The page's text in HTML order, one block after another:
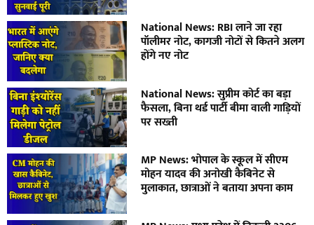
National News: RBI लाने जा रहा
पॉलीमर नोट, कागजी नोटों से कितने अलग
होंगे नए नोट
National News: सुप्रीम कोर्ट का बड़ा
फैसला, बिना थर्ड पार्टी बीमा वाली गाड़ियों
पर सख्ती
MP News: भोपाल के स्कूल में सीएम
मोहन यादव की अनोखी कैबिनेट से
मुलाकात, छात्राओं ने बताया अपना काम